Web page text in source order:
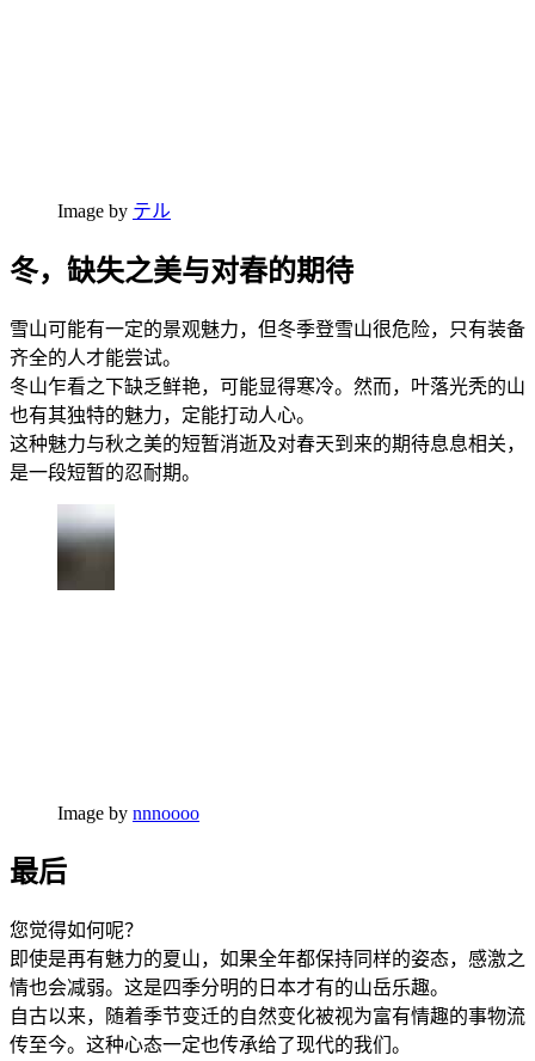
Image by テル
冬，缺失之美与对春的期待
雪山可能有一定的景观魅力，但冬季登雪山很危险，只有装备
齐全的人才能尝试。
冬山乍看之下缺乏鲜艳，可能显得寒冷。然而，叶落光秃的山
也有其独特的魅力，定能打动人心。
这种魅力与秋之美的短暂消逝及对春天到来的期待息息相关，
是一段短暂的忍耐期。
Image by nnnoooo
最后
您觉得如何呢？
即使是再有魅力的夏山，如果全年都保持同样的姿态，感激之
情也会减弱。这是四季分明的日本才有的山岳乐趣。
自古以来，随着季节变迁的自然变化被视为富有情趣的事物流
传至今。这种心态一定也传承给了现代的我们。